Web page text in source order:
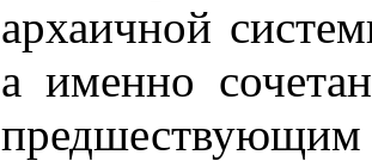
архаичной
а именно